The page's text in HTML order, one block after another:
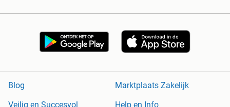
Blog
Marktplaats Zakelijk
Veilig en Succesvol
Help en Info